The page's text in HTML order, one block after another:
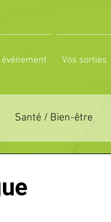
Vos sorties
Santé / Bien-être